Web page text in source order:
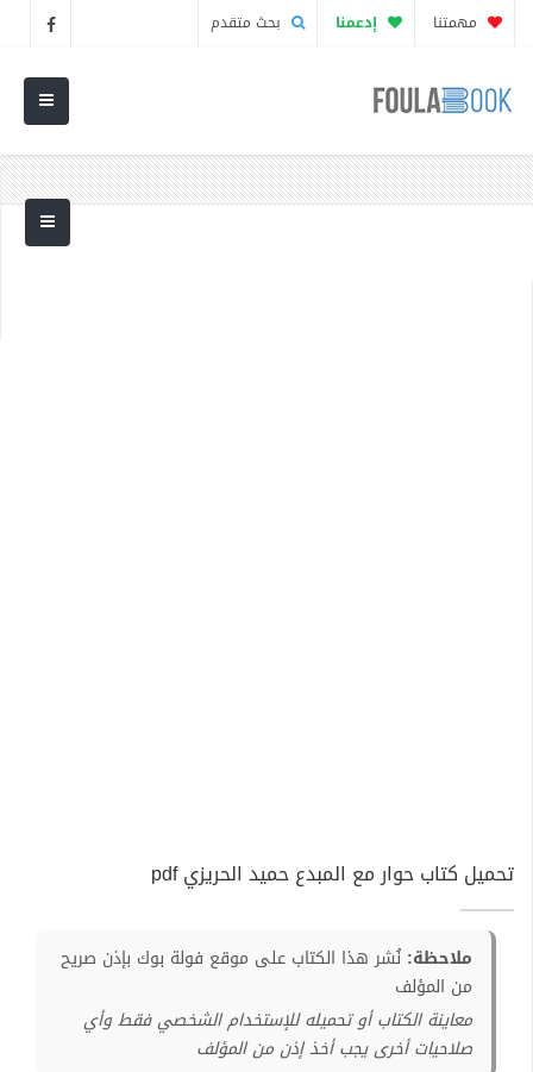
مهمتنا إدعمنا بحث متقدم
تحميل كتاب حوار مع المبدع حميد الحريزي pdf
ملاحظة: نُشر هذا الكتاب على موقع فولة بوك بإذن صريح
من المؤلف
معاينة الكتاب أو تحميله للإستخدام الشخصي فقط وأي
صلاحيات أخرى يجب أخذ إذن من المؤلف